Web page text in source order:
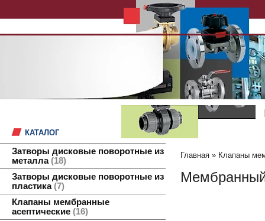
КАТАЛОГ
Затворы дисковые поворотные из
металла 18
Затворы дисковые поворотные из
пластика 7
Клапаны мембранные
асептические
16
Главная » Клапаны